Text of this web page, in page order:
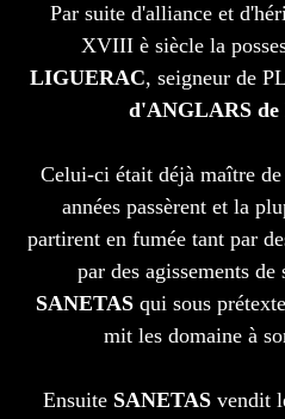
Par suite d'alliance et
XVIII è siècle la
LIGUERAC, seigneur de
d'ANGLARS de
Celui-ci était déjà maître
années passèrent et la
partirent en fumée tant par
par des agissements
SANETASqui sous
mit les domaine à
Ensuite SANETAS vendit